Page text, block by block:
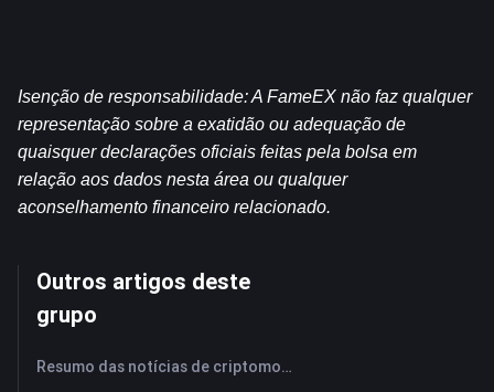
Isenção de responsabilidade: A FameEX não faz qualquer
representação sobre a exatidão ou adequação de
quaisquer declarações oficiais feitas pela bolsa em
relação aos dados nesta área ou qualquer
aconselhamento financeiro relacionado.
Outros artigos deste
grupo
Resumo das notícias de criptomoedas da FameEX hoje | 6 de agosto de 2026